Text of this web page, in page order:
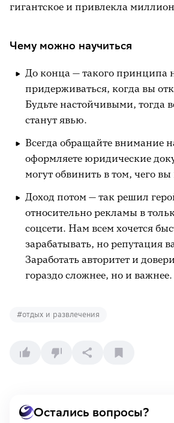
гигантское и привлекла
Чему можно научиться
До конца — такого принципа
придерживаться, когда вы
Будьте настойчивыми, тогда
станут явью.
Всегда обращайте внимание
оформляете юридические
могут обвинить в том, чего
Доход потом — так решил
относительно рекламы в
соцсети. Нам всем хочется
зарабатывать, но репутация
Заработать авторитет и
гораздо сложнее, но и важнее.
#отдых и развлечения
Остались вопросы?